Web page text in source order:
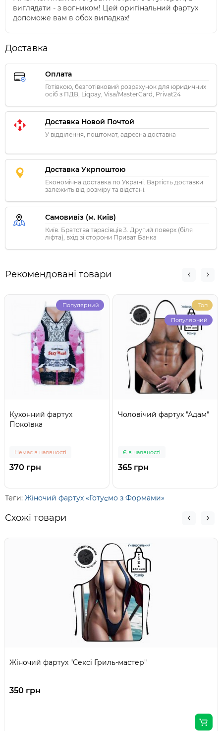
виглядати - з вогником! Цей оригінальний фартух
допоможе вам в обох випадках!
Доставка
Оплата
Готівкою, безготівковий розрахунок для юридичних
осіб з ПДВ, Liqpay, Visa/MasterCard, Privat24
Доставка Новой Почтой
У відділення, поштомат, адресна доставка
Доставка Укрпоштою
Економічна доставка по Україні. Вартість доставки
залежить від розміру та відстані.
Самовивіз (м. Київ)
Київ. Братства тарасівців 3. Другий поверх (біля
ліфта), вхід зі сторони Приват Банка
Рекомендовані товари
Популярний
Кухонний фартух
Покоївка
Немає в наявності
370 грн
Топ
Популярний
Чоловічий фартух "Адам"
Є в наявності
365 грн
Теги: Жіночий фартух «Готуємо з Формами»
Схожі товари
Жіночий фартух "Сексі Гриль-мастер"
350 грн